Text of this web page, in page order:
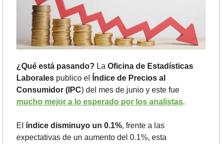
¿Qué está pasando? La Oficina de Estadísticas
Laborales publico el
Índice de Precios al
Consumidor (IPC
mucho mejor a lo esperado por los analistas.
El índice disminuyo un 0.1%, frente a las
expectativas de un aumento del 0.1%, esta